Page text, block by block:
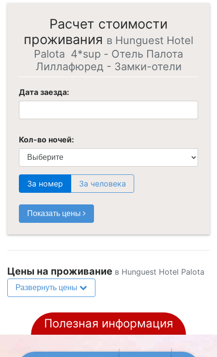
Расчет стоимости
проживания в Hunguest Hotel
Palota 4*sup - Отель Палота
Лиллафюред - Замки-отели
Дата заезда:
Кол-во ночей:
За номер За человека
Показать цены
Цены на проживание в Hunguest Hotel Palota
Развернуть цены
Полезная информация